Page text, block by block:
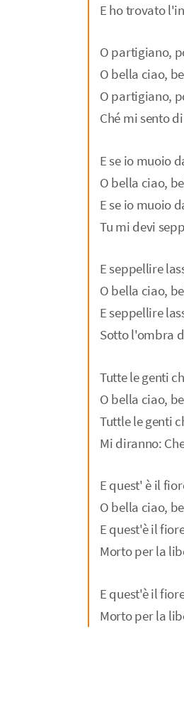
E ho trovato
O partigiano,
O bella ciao,
O partigiano,
Ché mi sento
E se io muoio
O bella ciao,
E se io muoio
Tu mi devi
E seppellire
O bella ciao,
E seppellire
Sotto l'ombra
Tutte le genti
O bella ciao,
Tuttle le genti
Mi diranno:
E quest' è il
O bella ciao,
E quest'è il
Morto per la
E quest'è il
Morto per la